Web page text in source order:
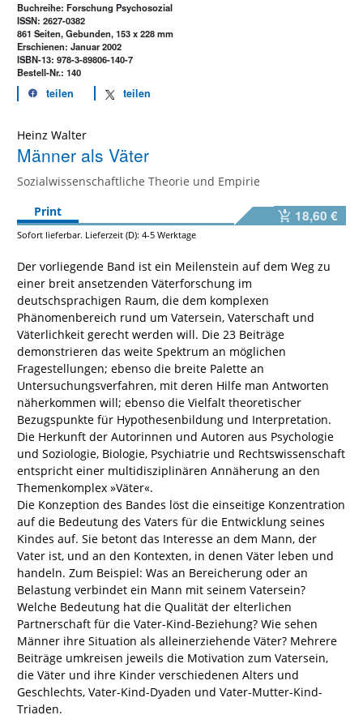
Buchreihe: Forschung Psychosozial
ISSN: 2627-0382
861 Seiten, Gebunden, 153 x 228 mm
Erschienen: Januar 2002
ISBN-13: 978-3-89806-140-7
Bestell-Nr.: 140
teilen teilen
Heinz Walter
Männer als Väter
Sozialwissenschaftliche Theorie und Empirie
Print
18,60 €
Sofort lieferbar. Lieferzeit (D): 4-5 Werktage
Der vorliegende Band ist ein Meilenstein auf dem Weg zu
einer breit ansetzenden Väterforschung im
deutschsprachigen Raum, die dem komplexen
Phänomenbereich rund um Vatersein, Vaterschaft und
Väterlichkeit gerecht werden will. Die 23 Beiträge
demonstrieren das weite Spektrum an möglichen
Fragestellungen; ebenso die breite Palette an
Untersuchungsverfahren, mit deren Hilfe man Antworten
näherkommen will; ebenso die Vielfalt theoretischer
Bezugspunkte für Hypothesenbildung und Interpretation.
Die Herkunft der Autorinnen und Autoren aus Psychologie
und Soziologie, Biologie, Psychiatrie und Rechtswissenschaft
entspricht einer multidisziplinären Annäherung an den
Themenkomplex »Väter«.
Die Konzeption des Bandes löst die einseitige Konzentration
auf die Bedeutung des Vaters für die Entwicklung seines
Kindes auf. Sie betont das Interesse an dem Mann, der
Vater ist, und an den Kontexten, in denen Väter leben und
handeln. Zum Beispiel: Was an Bereicherung oder an
Belastung verbindet ein Mann mit seinem Vatersein?
Welche Bedeutung hat die Qualität der elterlichen
Partnerschaft für die Vater-Kind-Beziehung? Wie sehen
Männer ihre Situation als alleinerziehende Väter? Mehrere
Beiträge umkreisen jeweils die Motivation zum Vatersein,
die Väter und ihre Kinder verschiedenen Alters und
Geschlechts, Vater-Kind-Dyaden und Vater-Mutter-Kind-
Triaden.